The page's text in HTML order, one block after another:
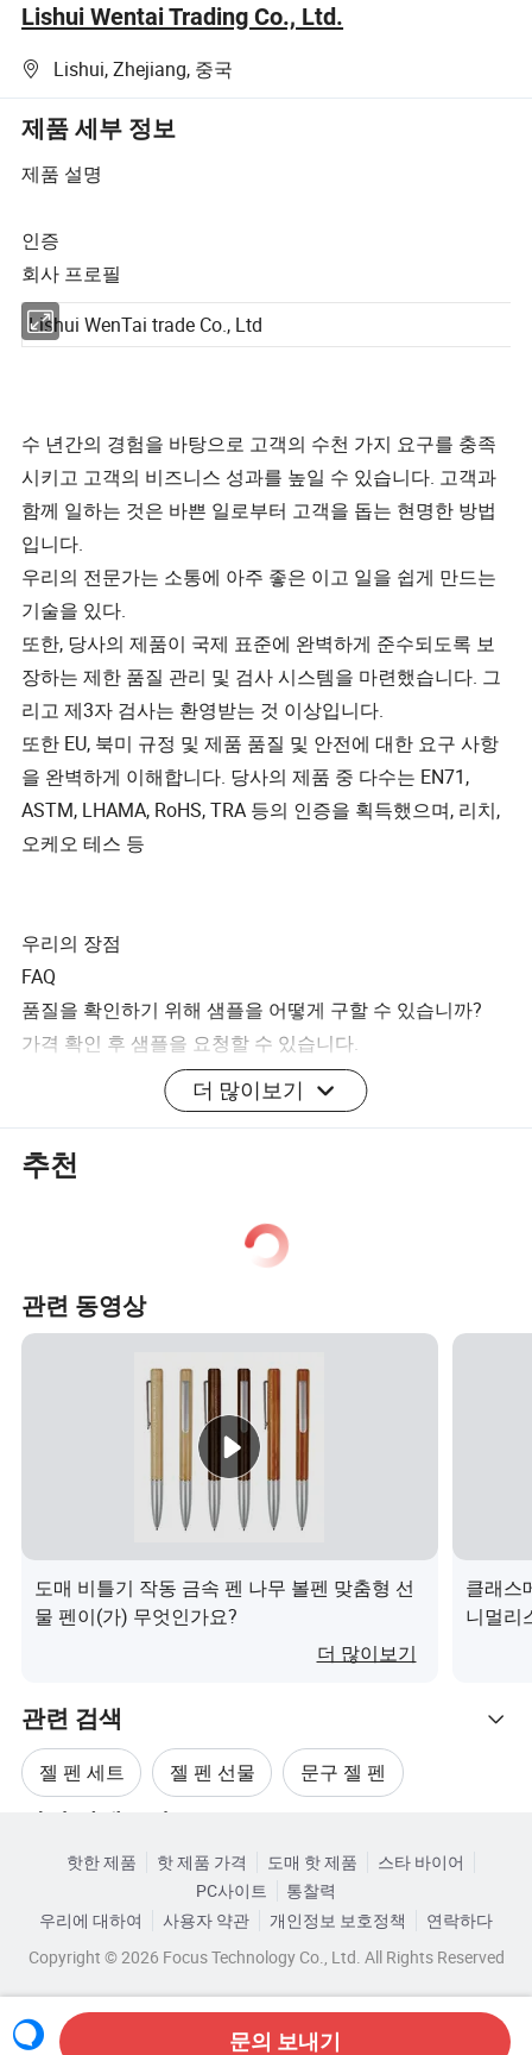
Lishui Wentai Trading Co., Ltd.
Lishui, Zhejiang, 중국
제품 세부 정보
제품 설명
인증
회사 프로필
Lishui WenTai trade Co., Ltd
수 년간의 경험을 바탕으로 고객의 수천 가지 요구를 충족
시키고 고객의 비즈니스 성과를 높일 수 있습니다. 고객과
함께 일하는 것은 바쁜 일로부터 고객을 돕는 현명한 방법
입니다.
우리의 전문가는 소통에 아주 좋은 이고 일을 쉽게 만드는
기술을 있다.
또한, 당사의 제품이 국제 표준에 완벽하게 준수되도록 보
장하는 제한 품질 관리 및 검사 시스템을 마련했습니다. 그
리고 제3자 검사는 환영받는 것 이상입니다.
또한 EU, 북미 규정 및 제품 품질 및 안전에 대한 요구 사항
을 완벽하게 이해합니다. 당사의 제품 중 다수는 EN71,
ASTM, LHAMA, RoHS, TRA 등의 인증을 획득했으며, 리치,
오케오 테스 등
우리의 장점
FAQ
품질을 확인하기 위해 샘플을 어떻게 구할 수 있습니까?
가격 확인 후 샘플을 요청할 수 있습니다.
디자인과 품질을 확인하기 위해 빈 샘플만 필요한 경우
우리는 당신이 특급 화물을 여유가 있는 한 무료로 샘플을
어떻게 가격을 받을 수 있나요?
문의가 끝난 후 24시간 내에 견적을 내곤 합니다.
가격을 받는 것이 매우 급한 경우, 문의 우선 순위를 알려 드
릴 수 있도록 이메일로 알려 주십시오.
Q
배송 기간은 어떻게 됩니까?
EXW, FOB Ningbo 또는 FOB Guangzhou를 수락했습니다.
가장 편리하거나 비용 효율적인 것을 선택할 수 있습니다.
협상할 수 있습니다.
대량 생산의 리드 타임은 어떻습니까?
솔직히, 주문 수량 및 주문한 시즌에 따라 달라집니다
더 많이보기
추천
관련 동영상
도매 비틀기 작동 금속 펜 나무 볼펜 맞춤형 선
물 펜이(가) 무엇인가요?
더 많이보기
클래스
니멀리
관련 검색
젤 펜 세트 젤 펜 선물 문구 젤 펜
카테고리로 찾아보기
핫한 제품 핫 제품 가격 도매 핫 제품
스타 바이어
PC사이트
통찰력
우리에 대하여
사용자 약관 개인정보 보호정책
연락하다
Copyright © 2026 Focus Technology Co., Ltd. All Rights Reserved
문의 보내기